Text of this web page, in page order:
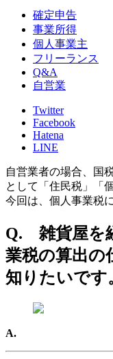
確定申告
事業所得
個人事業主
フリーランス
Q&A
自営業
Twitter
Facebook
Hatena
LINE
自営業者の場合、国
として「住民税」「
今回は、個人事業税
Q. 雑貨屋を
業税の算出の
知りたいです
A.